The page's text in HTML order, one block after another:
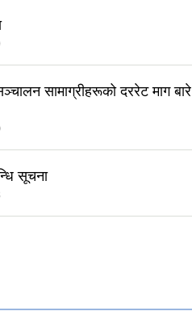
सामाग्रीहरूको दररेट माग बारे
सूचना